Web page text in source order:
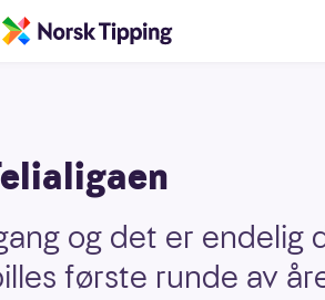
og det er endelig
første runde av